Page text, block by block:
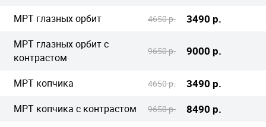
МРТ глазных орбит 4650 р. 3490 р.
МРТ глазных орбит с
контрастом
9650 р. 9000 р.
МРТ копчика 4650 р. 3490 р.
МРТ копчика с контрастом 9650 р. 8490 р.